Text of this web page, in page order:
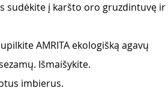
sudėkite į karšto oro gruzdintuvę ir
AMRITA ekologišką agavų
Išmaišykite.
imbierus.